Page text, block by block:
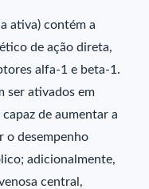
ativa) contém a
de ação direta,
alfa-1 e beta-1.
ser ativados em
de aumentar a
o desempenho
adicionalmente,
central,